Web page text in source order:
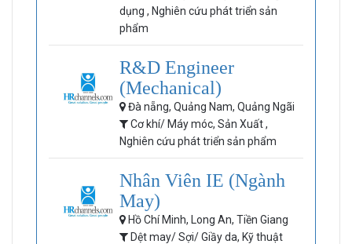
dụng , Nghiên cứu phát triển sản
phẩm
R&D Engineer
(Mechanical)
Đà nẵng, Quảng Nam, Quảng Ngãi
Cơ khí/ Máy móc, Sản Xuất ,
Nghiên cứu phát triển sản phẩm
Nhân Viên IE (Ngành
May)
Hồ Chí Minh, Long An, Tiền Giang
Dệt may/ Sợi/ Giầy da, Kỹ thuật